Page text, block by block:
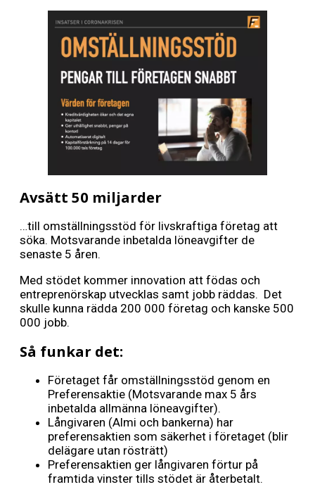
Avsätt 50 miljarder
…till omställningsstöd för livskraftiga företag att
söka. Motsvarande inbetalda löneavgifter de
senaste 5 åren.
Med stödet kommer innovation att födas och
entreprenörskap utvecklas samt jobb räddas. Det
skulle kunna rädda 200 000 företag och kanske 500
000 jobb.
Så funkar det:
Företaget får omställningsstöd genom en
Preferensaktie (Motsvarande max 5 års
inbetalda allmänna löneavgifter).
Långivaren (Almi och bankerna) har
preferensaktien som säkerhet i företaget (blir
delägare utan rösträtt)
Preferensaktien ger långivaren förtur på
framtida vinster tills stödet är återbetalt.